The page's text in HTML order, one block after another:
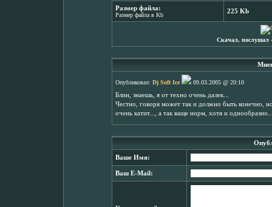
Размер файла:
Размер файла в Kb
225 Kb
Скачал, послушал
Опубликовал: Dj Soft Ice
09.03.2005 @ 20:10
Блин, знаешь, я от техно очень далек...
Честно, говоря может так и должно быть конечно,
очень катит..., а так ваще норм, хотя и
Ваше Имя:
Ваш E-Mail: